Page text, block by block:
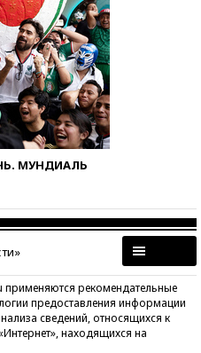
МУНДИАЛЬ
рекомендательные
предоставления информации
сведений, относящихся к
находящихся на